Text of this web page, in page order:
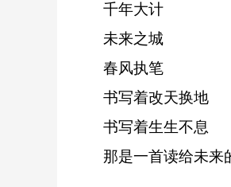
千年大计
未来之城
春风执笔
书写着改天换地
书写着生生不息
那是一首读给未来